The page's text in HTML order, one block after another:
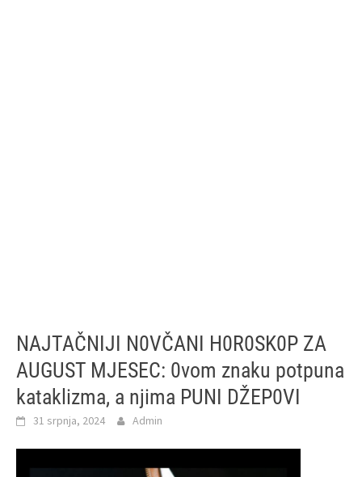
NAJTAČNIJI N0VČANI H0R0SK0P ZA
AUGUST MJESEC: 0vom znaku potpuna
kataklizma, a njima PUNI DŽEP0VI
31 srpnja, 2024 Admin